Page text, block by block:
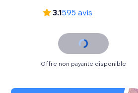
3.1595 avis
Offre non payante disponible